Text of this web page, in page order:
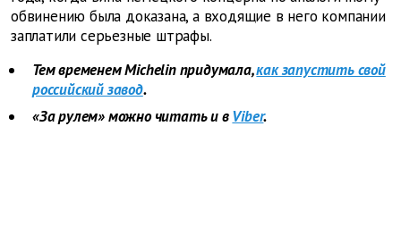
обвинению была доказана, а входящие в него компании
заплатили серьезные штрафы.
Тем временем Michelin придумала,как запустить свой
российский завод.
«За рулем» можно читать и вViber.